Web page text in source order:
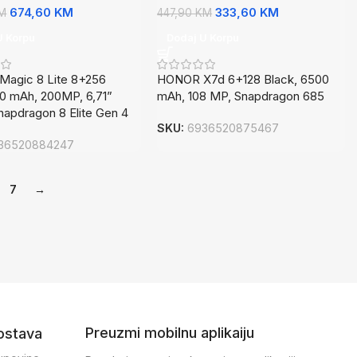
674,60 KM
8 Lite 8+256
mAh, 200MP, 6,71”
8 Elite Gen 4
447,90KM 333,60 KM
HONOR X7d 6+128 Black, 6500
mAh, 108 MP, Snapdragon 685
SKU: 6936520875467
7 →
Preuzmi mobilnu aplikaiju